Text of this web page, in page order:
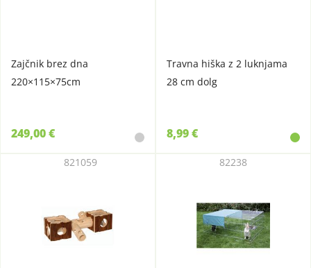
Zajčnik brez dna
220×115×75cm
249,00 €
Travna hiška z 2 luknjama
28 cm dolg
8,99 €
821059 82238